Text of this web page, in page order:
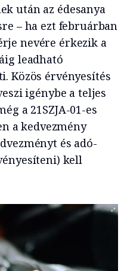
után az édesanya
– ha ezt februárban
nevére érkezik a
leadható
Közös érvényesítés
igénybe a teljes
a 21SZJA-01-es
a kedvezmény
és adó-
kell